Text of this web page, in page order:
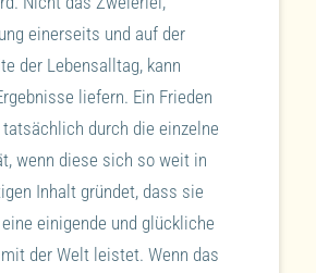
einerseits und auf der
der Lebensalltag, kann
liefern. Ein Frieden
durch die einzelne
wenn diese sich so weit in
Inhalt gründet, dass sie
einigende und glückliche
der Welt leistet. Wenn das